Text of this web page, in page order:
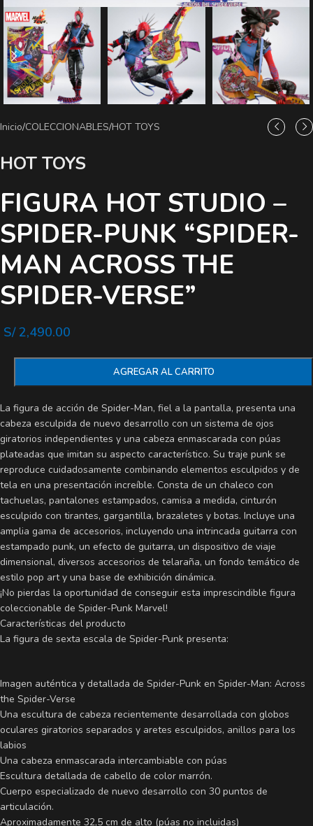
Inicio/COLECCIONABLES/HOT TOYS
HOT TOYS
FIGURA HOT STUDIO –
SPIDER-PUNK “SPIDER-
MAN ACROSS THE
SPIDER-VERSE”
S/2,490.00
AGREGAR AL CARRITO
La figura de acción de Spider-Man, fiel a la pantalla, presenta una
cabeza esculpida de nuevo desarrollo con un sistema de ojos
giratorios independientes y una cabeza enmascarada con púas
plateadas que imitan su aspecto característico. Su traje punk se
reproduce cuidadosamente combinando elementos esculpidos y de
tela en una presentación increíble. Consta de un chaleco con
tachuelas, pantalones estampados, camisa a medida, cinturón
esculpido con tirantes, gargantilla, brazaletes y botas. Incluye una
amplia gama de accesorios, incluyendo una intrincada guitarra con
estampado punk, un efecto de guitarra, un dispositivo de viaje
dimensional, diversos accesorios de telaraña, un fondo temático de
estilo pop art y una base de exhibición dinámica.
¡No pierdas la oportunidad de conseguir esta imprescindible figura
coleccionable de Spider-Punk Marvel!
Características del producto
La figura de sexta escala de Spider-Punk presenta:
Imagen auténtica y detallada de Spider-Punk en Spider-Man: Across
the Spider-Verse
Una escultura de cabeza recientemente desarrollada con globos
oculares giratorios separados y aretes esculpidos, anillos para los
labios
Una cabeza enmascarada intercambiable con púas
Escultura detallada de cabello de color marrón.
Cuerpo especializado de nuevo desarrollo con 30 puntos de
articulación.
Aproximadamente 32,5 cm de alto (púas no incluidas)